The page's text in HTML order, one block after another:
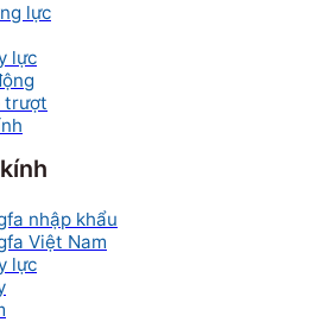
lực
lực
trượt
nhập khẩu
Việt Nam
lực